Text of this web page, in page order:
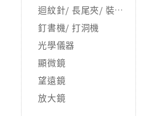
迴紋針/ 長尾夾/ 裝訂夾
釘書機/ 打洞機
光學儀器
顯微鏡
望遠鏡
放大鏡